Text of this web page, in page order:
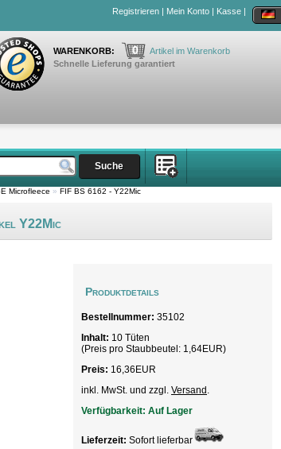
Registrieren | Mein Konto | Kasse |
WARENKORB: 0
Artikel im Warenkorb
Schnelle Lieferung garantiert
Microfleece » FIF BS 6162 - Y22Mic
Y22Mic
Produktdetails
Bestellnummer: 35102
Inhalt: 10 Tüten
(Preis pro Staubbeutel: 1,64EUR)
Preis: 16,36EUR
inkl. MwSt. und zzgl. Versand
Verfügbarkeit: Auf Lager
Lieferzeit: Sofort lieferbar